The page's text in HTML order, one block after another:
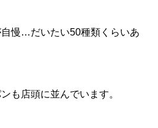
慢…だいたい50種類くらいあ
も店頭に並んでいます。